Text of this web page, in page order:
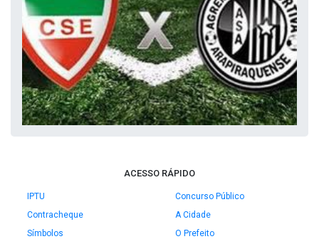
ACESSO RÁPIDO
IPTU
Concurso Público
Contracheque
A Cidade
Símbolos
O Prefeito